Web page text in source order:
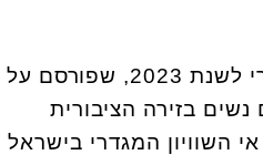
לפי מדד השוויון המגדרי לשנת 2023, שפורסם על
נשים בזירה הציבורית
השוויון המגדרי בישראל